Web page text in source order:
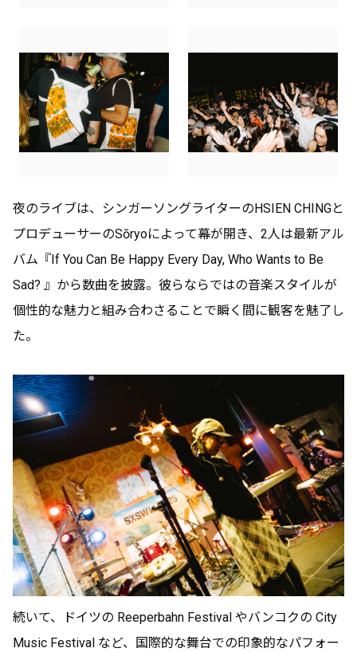
夜のライブは、シンガーソングライターのHSIEN CHINGと
プロデューサーのSōryoによって幕が開き、2人は最新アル
バム『If You Can Be Happy Every Day, Who Wants to Be
Sad? 』から数曲を披露。彼らならではの音楽スタイルが
個性的な魅力と組み合わさることで瞬く間に観客を魅了し
た。
続いて、ドイツの Reeperbahn Festival やバンコクの City
Music Festival など、国際的な舞台での印象的なパフォー